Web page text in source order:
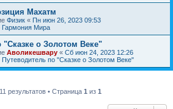
Махатм
Физик « Пн июн 26, 2023 09:53
Гармония Мира
"Сказке о Золотом Веке"
Аволикешвару « Сб июн 24, 2023 12:26
Путеводитель по "Сказке о Золотом Веке"
результатов • Страница 1 из 1